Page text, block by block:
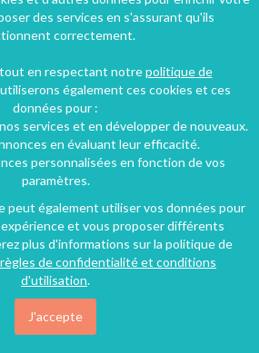
Je m'inscris
des services en s'assurant qu'ils
correctement.
tout en respectant notrepolitique de
également ces cookies et ces
données pour :
services et en développer de nouveaux.
en évaluant leur efficacité.
personnalisées en fonction de vos
paramètres.
peut également utiliser vos données pour
et vous proposer différents
plus d'informations sur la politique de
règles de confidentialité et conditions
d'utilisation.
J'accepte